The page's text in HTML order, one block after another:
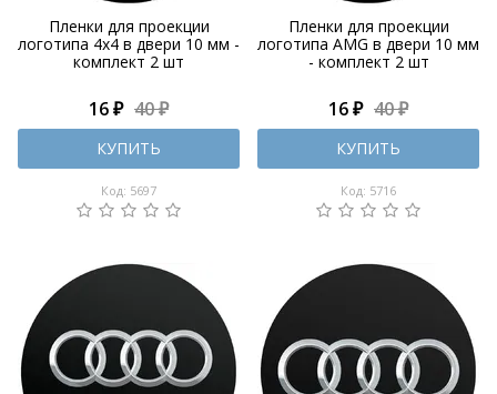
Пленки для проекции
логотипа 4x4 в двери 10 мм -
комплект 2 шт
16 ₽ 40 ₽
КУПИТЬ
Код: 5697
Пленки для проекции
логотипа AMG в двери 10 мм
- комплект 2 шт
16 ₽ 40 ₽
КУПИТЬ
Код: 5716